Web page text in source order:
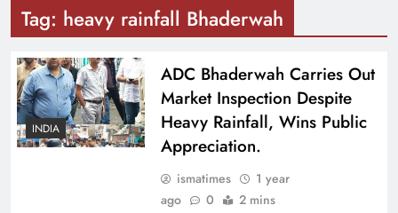
Tag: heavy rainfall Bhaderwah
INDIA
ADC Bhaderwah Carries Out
Market Inspection Despite
Heavy Rainfall, Wins Public
Appreciation.
ismatimes
1 year
ago
0 2 mins